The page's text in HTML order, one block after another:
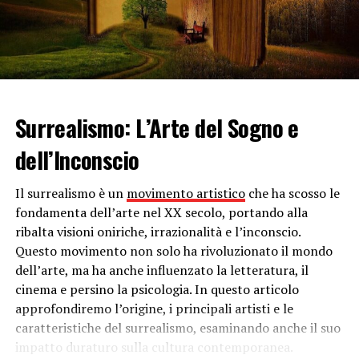
coltivato anche direttamente nel terreno.
I semi devono essere posti a circa un centimetro di
profondità e distanti circa 30 cm tra loro in file distanti
40 cm. La coltivazione del radicchio non richiede
erbacce
. Per prolungare la raccolta basta seminare a
distanza di 1 o 2 settimane. Per quanto riguarda
l’irrigazione, non necessita di molta acqua, anche se il
terreno va subito bagnato dopo la semina.
Nonostante sia un ortaggio che cresce in qualsiasi tipo
di terreno, cresce molto meglio in quelli che
contengono azoto , quindi è possibile utilizzare del
compost o del letame di cavallo. Come tutte le piante da
cespo anche questa attrae iparassiticome afidi, gli acari
rossi e la nottua che vanno eliminati con gli
antiparassitari appositi. Inoltre, per evitare che le
foglie marciscono, bisognerebbe tagliarle quando le
Surrealismo: L’Arte del Sogno e
dell’Inconscio
Il surrealismo è un movimento artisticoche ha scosso le
fondamenta dell’arte nel XX secolo, portando alla
ribalta visioni oniriche, irrazionalità e l’inconscio.
Questo movimento non solo ha rivoluzionato il mondo
dell’arte, ma ha anche influenzato la letteratura, il
cinema e persino la psicologia. In questo articolo
approfondiremo l’origine, i principali artisti e le
caratteristiche del surrealismo, esaminando anche il suo
impatto duraturo sulla cultura contemporanea.